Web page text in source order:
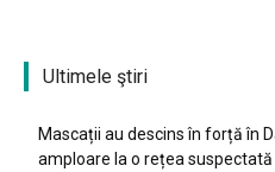
Ultimele ştiri
Mascații au descins în forță în
amploare la o rețea